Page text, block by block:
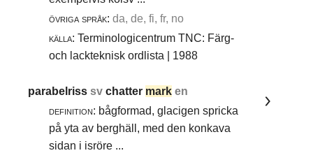
övriga språk: da, de, fi, fr, no
källa: Terminologicentrum TNC: Färg-
och lackteknisk ordlista | 1988
parabelrisssvchatter mark en
definition: bågformad, glacigen spricka
på yta av berghäll, med den konkava
sidan i isröre ...